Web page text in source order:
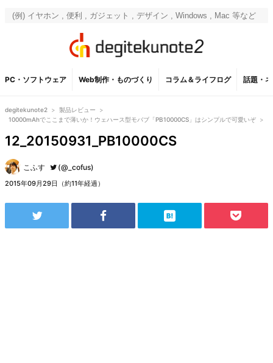
PC・ソフトウェア Web制作・ものづくり コラム＆ライフログ 話題・
degitekunote2 > 製品レビュー
>
10000mAhでここまで薄いか！ウェハース型モバブ「PB10000CS」はシンプルで可愛いぞ >
12_20150931_PB10000CS
こふす (@_cofus)
2015年09月29日（約11年経過）